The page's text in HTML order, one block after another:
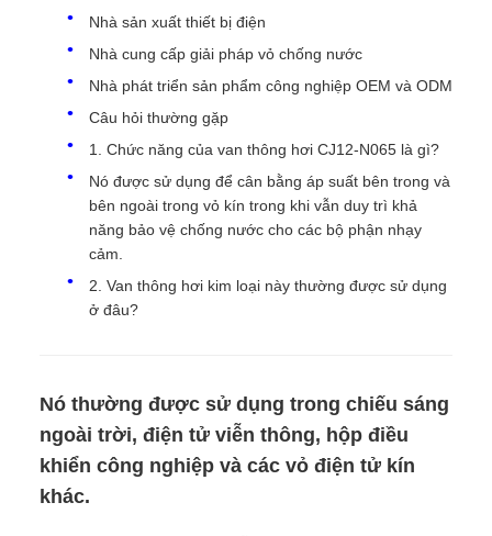
Nhà sản xuất thiết bị điện
Nhà cung cấp giải pháp vỏ chống nước
Nhà phát triển sản phẩm công nghiệp OEM và ODM
Câu hỏi thường gặp
1. Chức năng của van thông hơi CJ12-N065 là gì?
Nó được sử dụng để cân bằng áp suất bên trong và
bên ngoài trong vỏ kín trong khi vẫn duy trì khả
năng bảo vệ chống nước cho các bộ phận nhạy
cảm.
2. Van thông hơi kim loại này thường được sử dụng
ở đâu?
Nó thường được sử dụng trong chiếu sáng
ngoài trời, điện tử viễn thông, hộp điều
khiển công nghiệp và các vỏ điện tử kín
khác.